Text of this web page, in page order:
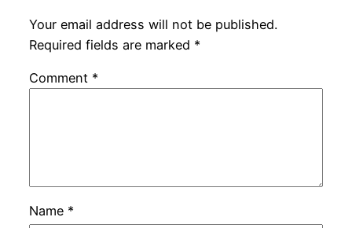
Your email address will not be published.
Required fields are marked *
Comment *
Name *